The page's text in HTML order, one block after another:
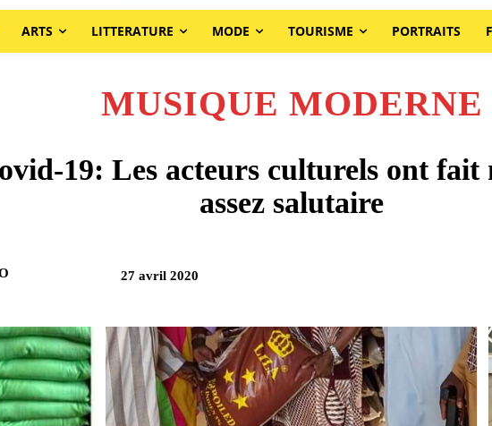
ARTS LITTERATURE MODE TOURISME PORTRAITS
MUSIQUE MODERNE
19: Les acteurs culturels ont fait
assez salutaire
27 avril 2020